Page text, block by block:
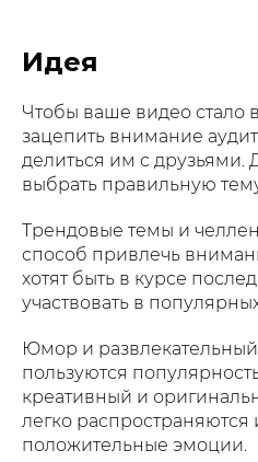
Идея
Чтобы ваше видео стало
зацепить внимание
делиться им с друзьями.
выбрать правильную
Трендовые темы и
способ привлечь
хотят быть в курсе
участвовать в
Юмор и развлекательный
пользуются
креативный и
легко
положительные эмоции.